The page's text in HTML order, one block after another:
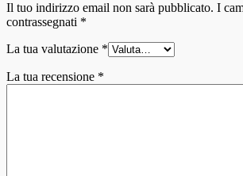
Il tuo indirizzo email non sarà pubblicato. I
contrassegnati *
La tua valutazione *
La tua recensione *